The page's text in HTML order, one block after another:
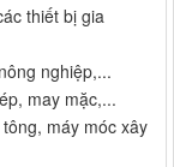
thiết bị gia
nghiệp,...
may mặc,...
máy móc xây